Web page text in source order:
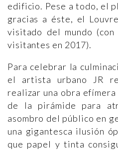
edificio. Pese a todo, el
gracias a éste, el
visitado del mundo
visitantes en 2017).
Para celebrar la
el artista urbano JR
realizar una obra
de la pirámide para
asombro del público en
una gigantesca ilusión
que papel y tinta